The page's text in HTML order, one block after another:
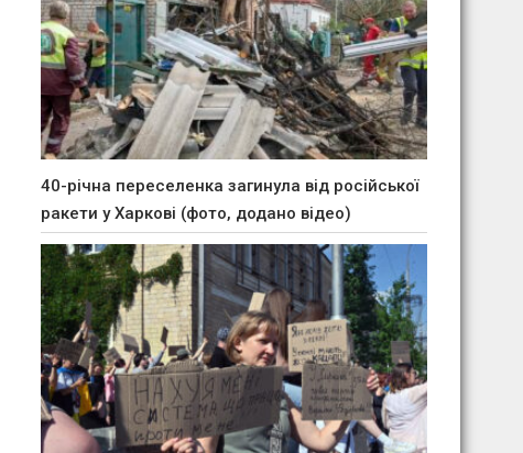
40-річна переселенка загинула від російської
ракети у Харкові (фото, додано відео)